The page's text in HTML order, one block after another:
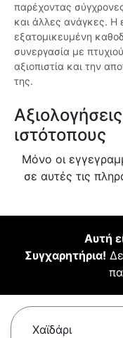
παρέχοντας
και άλλες ανάγκες. Η
εξατομικευμένη
συνεργασία με
αξιοπιστία και την
της.
ιστότοπους
Μόνο οι
σε αυτές τις
Αυτή
Συγχαρητήρια!
Χαϊδάρι